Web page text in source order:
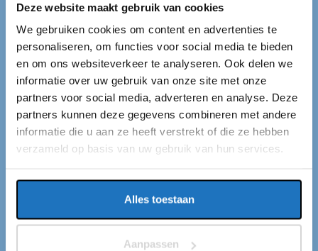
Deze website maakt gebruik van cookies
We gebruiken cookies om content en advertenties te
personaliseren, om functies voor social media te bieden
en om ons websiteverkeer te analyseren. Ook delen we
informatie over uw gebruik van onze site met onze
partners voor social media, adverteren en analyse. Deze
partners kunnen deze gegevens combineren met andere
informatie die u aan ze heeft verstrekt of die ze hebben
verzameld op basis van uw gebruik van hun services.
Alles toestaan
Aanpassen
FEESTBUS TER KLEEF EN TE ZAANEN
Feestbus huren in Ter
Kleef en te Zaanen
Op zoek naar een feestbus in Ter Kleef en te Zaanen?
Dan ben je bij ons aan het juiste adres! Wij van